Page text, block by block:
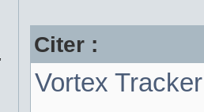
Citer :
Vortex